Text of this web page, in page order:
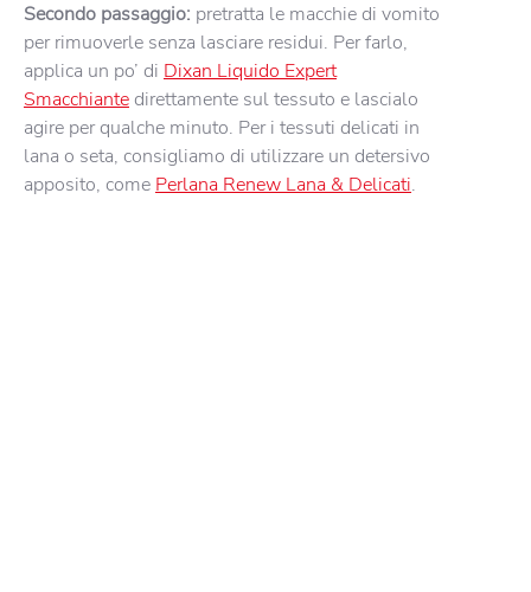
Secondo passaggio: pretratta le macchie di vomito
per rimuoverle senza lasciare residui. Per farlo,
applica un po’ di Dixan Liquido Expert
Smacchiante direttamente sul tessuto e lascialo
agire per qualche minuto. Per i tessuti delicati in
lana o seta, consigliamo di utilizzare un detersivo
apposito, come Perlana Renew Lana & Delicati.